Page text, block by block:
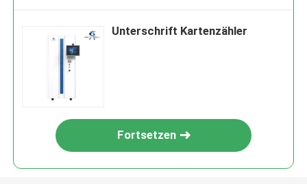
Unterschrift Kartenzähler
Fortsetzen